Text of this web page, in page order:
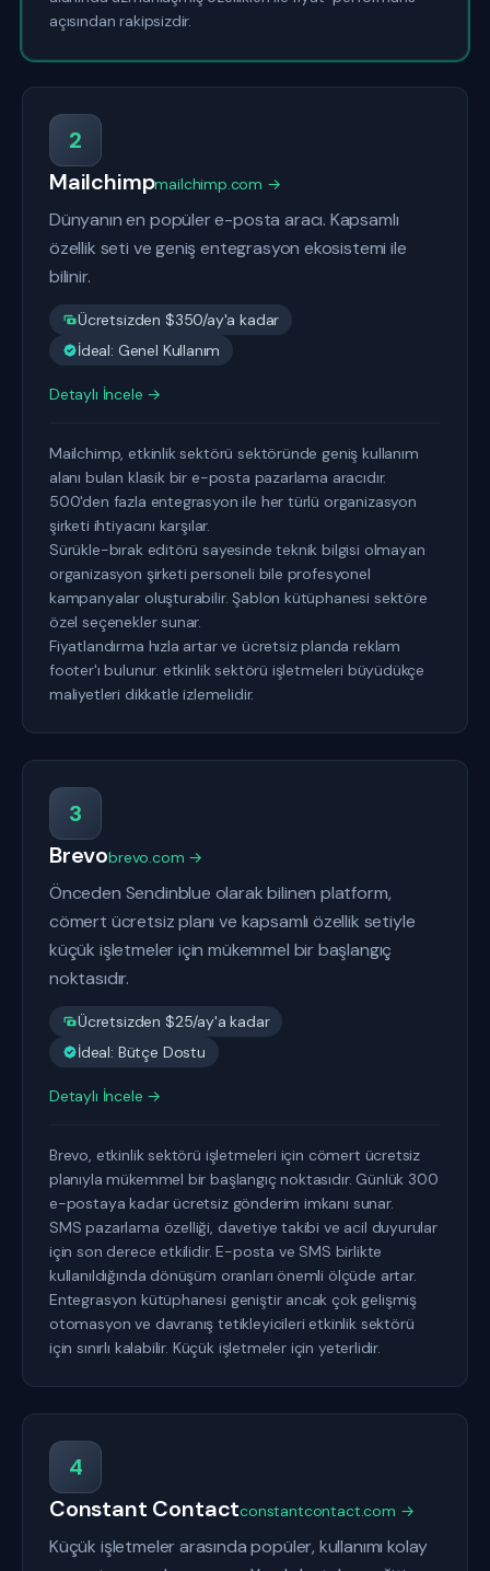
açısından rakipsizdir.
2
Mailchimpmailchimp.com →
Dünyanın en popüler e-posta aracı. Kapsamlı
özellik seti ve geniş entegrasyon ekosistemi ile
bilinir.
Ücretsizden $350/ay'a kadar
İdeal: Genel Kullanım
Detaylı İncele →
Mailchimp, etkinlik sektörü sektöründe geniş kullanım
alanı bulan klasik bir e-posta pazarlama aracıdır.
500'den fazla entegrasyon ile her türlü organizasyon
şirketi ihtiyacını karşılar.
Sürükle-bırak editörü sayesinde teknik bilgisi olmayan
organizasyon şirketi personeli bile profesyonel
kampanyalar oluşturabilir. Şablon kütüphanesi sektöre
özel seçenekler sunar.
Fiyatlandırma hızla artar ve ücretsiz planda reklam
footer'ı bulunur. etkinlik sektörü işletmeleri büyüdükçe
maliyetleri dikkatle izlemelidir.
3
Brevobrevo.com →
Önceden Sendinblue olarak bilinen platform,
cömert ücretsiz planı ve kapsamlı özellik setiyle
küçük işletmeler için mükemmel bir başlangıç
noktasıdır.
Ücretsizden $25/ay'a kadar
İdeal: Bütçe Dostu
Detaylı İncele →
Brevo, etkinlik sektörü işletmeleri için cömert ücretsiz
planıyla mükemmel bir başlangıç noktasıdır. Günlük 300
e-postaya kadar ücretsiz gönderim imkanı sunar.
SMS pazarlama özelliği, davetiye takibi ve acil duyurular
için son derece etkilidir. E-posta ve SMS birlikte
kullanıldığında dönüşüm oranları önemli ölçüde artar.
Entegrasyon kütüphanesi geniştir ancak çok gelişmiş
otomasyon ve davranış tetikleyicileri etkinlik sektörü
için sınırlı kalabilir. Küçük işletmeler için yeterlidir.
4
Constant Contactconstantcontact.com →
Küçük işletmeler arasında popüler, kullanımı kolay